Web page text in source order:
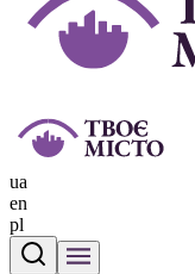
ua
en
pl